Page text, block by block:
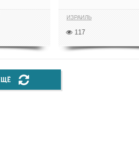
ИЗРАИЛЬ
117